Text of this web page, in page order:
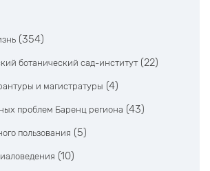
(354)
ботанический сад-институт (22)
и магистратуры (4)
проблем Баренц региона (43)
пользования (5)
(10)